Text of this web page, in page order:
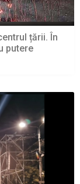
țării. În
putere